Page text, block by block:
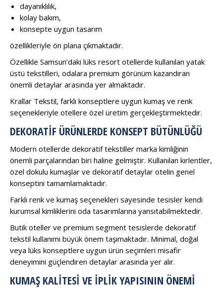
dayanıklılık,
kolay bakım,
konsepte uygun tasarım
özellikleriyle ön plana çıkmaktadır.
Özellikle Samsun’daki lüks resort otellerde kullanılan yatak
üstü tekstilleri, odalara premium görünüm kazandıran
önemli detaylar arasında yer almaktadır.
Krallar Tekstil, farklı konseptlere uygun kumaş ve renk
seçenekleriyle otellere özel üretim gerçekleştirmektedir.
DEKORATIF ÜRÜNLERDE KONSEPT BÜTÜNLÜĞÜ
Modern otellerde dekoratif tekstiller marka kimliğinin
önemli parçalarından biri haline gelmiştir. Kullanılan kırlentler,
özel dokulu kumaşlar ve dekoratif detaylar otelin genel
konseptini tamamlamaktadır.
Farklı renk ve kumaş seçenekleri sayesinde tesisler kendi
kurumsal kimliklerini oda tasarımlarına yansıtabilmektedir.
Butik oteller ve premium segment tesislerde dekoratif
tekstil kullanımı büyük önem taşımaktadır. Minimal, doğal
veya lüks konseptlere uygun ürün seçimleri misafir
deneyimini güçlendiren detaylar arasında yer alır.
KUMAŞ KALITESI VE İPLIK YAPISININ ÖNEMI